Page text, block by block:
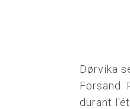
Dørvika
Forsand.
durant